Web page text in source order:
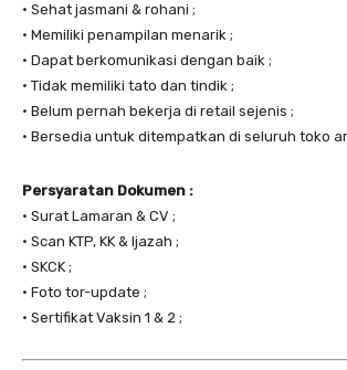
• Sehat jasmani & rohani ;
• Memiliki penampilan menarik ;
• Dapat berkomunikasi dengan baik ;
• Tidak memiliki tato dan tindik ;
• Belum pernah bekerja di retail sejenis ;
• Bersedia untuk ditempatkan di seluruh toko
Persyaratan Dokumen :
• Surat Lamaran & CV ;
• Scan KTP, KK & Ijazah ;
• SKCK ;
• Foto tor-update ;
• Sertifikat Vaksin 1 & 2 ;